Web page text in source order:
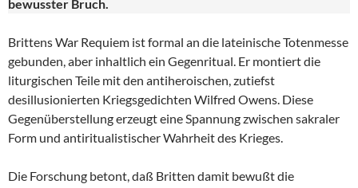
bewusster Bruch.
Brittens War Requiem ist formal an die lateinische Totenmesse
gebunden, aber inhaltlich ein Gegenritual. Er montiert die
liturgischen Teile mit den antiheroischen, zutiefst
desillusionierten Kriegsgedichten Wilfred Owens. Diese
Gegenüberstellung erzeugt eine Spannung zwischen sakraler
Form und antiritualistischer Wahrheit des Krieges.
Die Forschung betont, daß Britten damit bewußt die